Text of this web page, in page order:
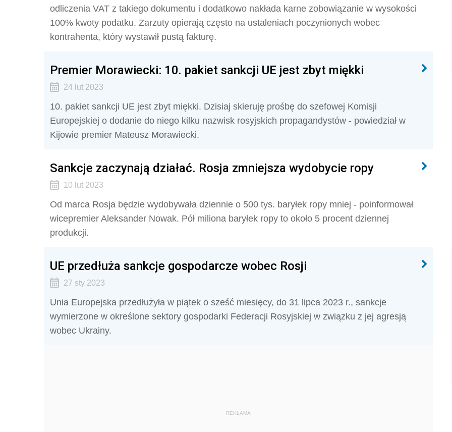
odliczenia VAT z takiego dokumentu i dodatkowo nakłada karne zobowiązanie w wysokości
100% kwoty podatku. Zarzuty opierają często na ustaleniach poczynionych wobec
kontrahenta, który wystawił pustą fakturę.
Premier Morawiecki: 10. pakiet sankcji UE jest zbyt miękki
24 lut 2023
10. pakiet sankcji UE jest zbyt miękki. Dzisiaj skieruję prośbę do szefowej Komisji
Europejskiej o dodanie do niego kilku nazwisk rosyjskich propagandystów - powiedział w
Kijowie premier Mateusz Morawiecki.
Sankcje zaczynają działać. Rosja zmniejsza wydobycie ropy
10 lut 2023
Od marca Rosja będzie wydobywała dziennie o 500 tys. baryłek ropy mniej - poinformował
wicepremier Aleksander Nowak. Pół miliona baryłek ropy to około 5 procent dziennej
produkcji.
UE przedłuża sankcje gospodarcze wobec Rosji
27 sty 2023
Unia Europejska przedłużyła w piątek o sześć miesięcy, do 31 lipca 2023 r., sankcje
wymierzone w określone sektory gospodarki Federacji Rosyjskiej w związku z jej agresją
wobec Ukrainy.
REKLAMA